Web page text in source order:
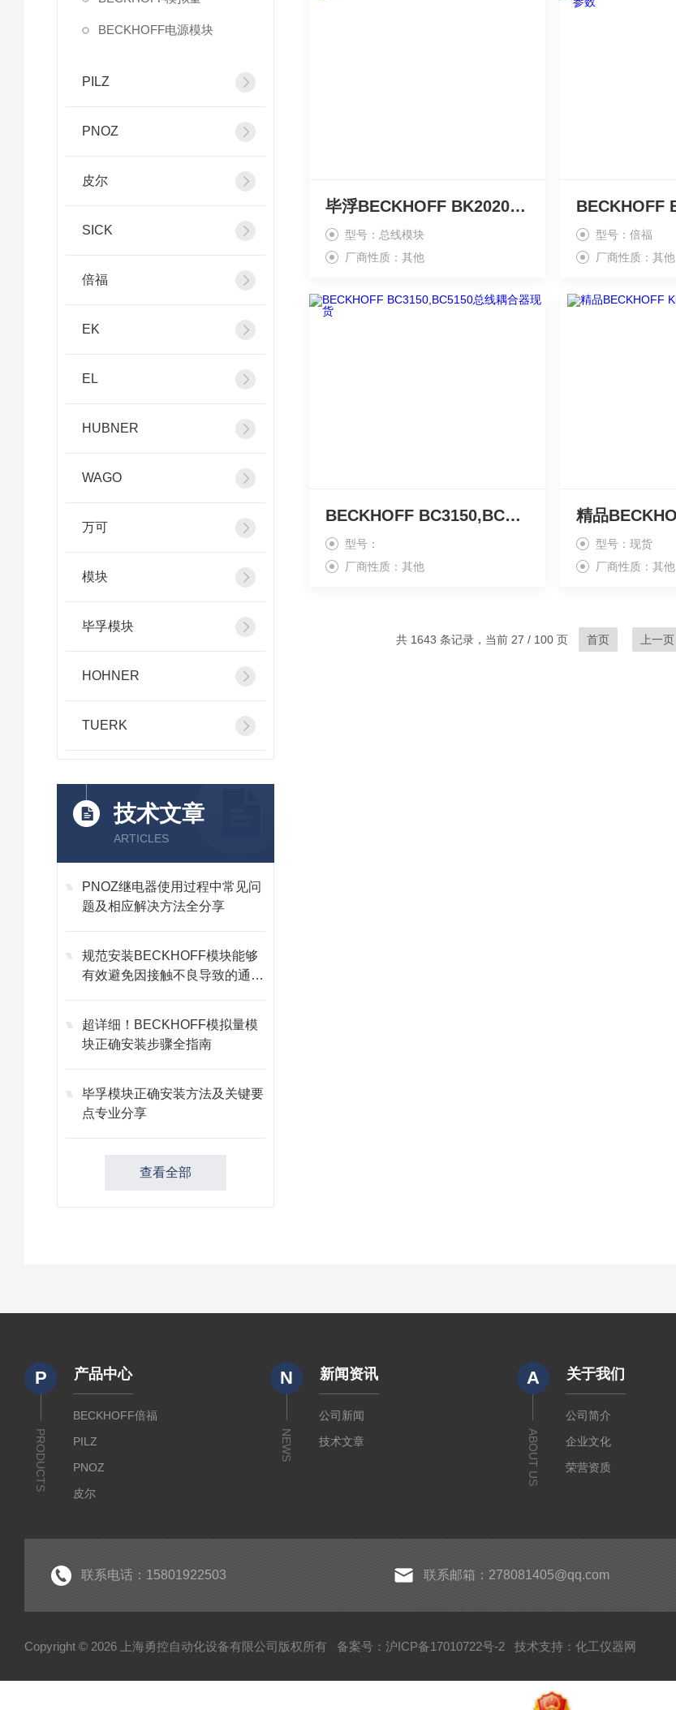
BECKHOFF电源模块
PILZ
PNOZ
皮尔
SICK
倍福
EK
EL
HUBNER
WAGO
万可
模块
毕孚模块
HOHNER
TUERK
技术文章
ARTICLES
PNOZ继电器使用过程中常见问
题及相应解决方法全分享
规范安装BECKHOFF模块能够
有效避免因接触不良导致的通讯
超详细！BECKHOFF模拟量模
块正确安装步骤全指南
毕孚模块正确安装方法及关键要
点专业分享
查看全部
毕浮BECKHOFF BK2020/BK3100耦合器
型号：总线模块
厂商性质：其他
型号：倍福
厂商性质：其他
BECKHOFF BC3150,BC5150总线耦合器现货
型号：
厂商性质：其他
型号：现货
厂商性质：其他
共 1643 条记录，当前 27 / 100 页 首页 上一页
P
PRODUCTS
产品中心
BECKHOFF倍福
PILZ
PNOZ
皮尔
EK
WAGO
N
NEWS
新闻资讯
公司新闻
技术文章
A
ABOUT US
关于我们
公司简介
企业文化
荣营资质
联系电话：15801922503 联系邮箱：278081405@qq.com
Copyright © 2026 上海勇控自动化设备有限公司版权所有 备案号：沪ICP备17010722号-2 技术支持： 化工仪器网